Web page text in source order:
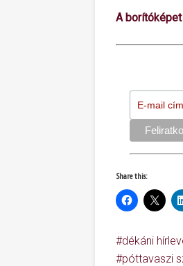
A
Share this:
dékáni
póttavaszi